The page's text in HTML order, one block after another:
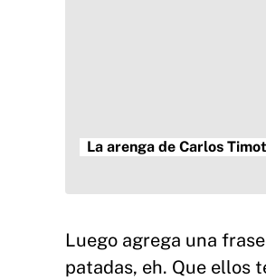
La arenga de Carlos
Luego agrega una
patadas, eh. Que ellos